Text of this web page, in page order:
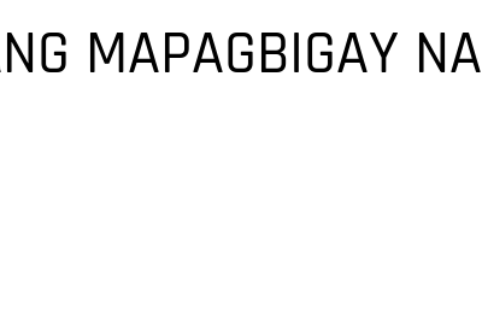
MAPAGBIGAY NA